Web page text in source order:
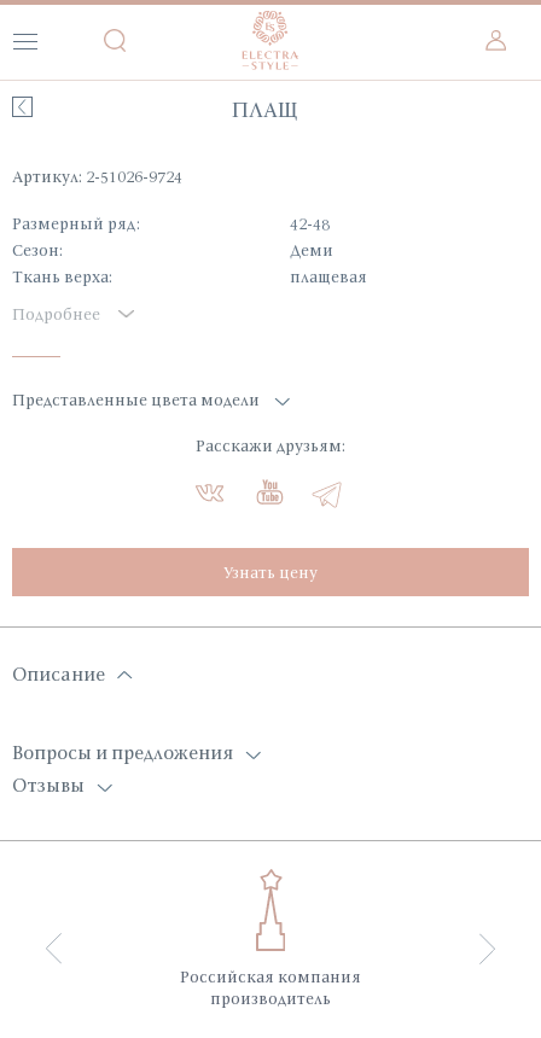
ПЛАЩ
Артикул: 2-51026-9724
Размерный ряд:
42-48
Сезон:
Деми
Ткань верха:
плащевая
Подробнее
Представленные цвета модели
Расскажи друзьям:
Узнать цену
Описание
Вопросы и предложения
Отзывы
Российская компания
производитель